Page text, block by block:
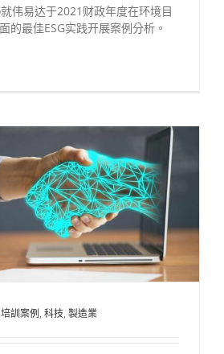
伟易达于2021财政年度在环境目
的最佳ESG实践开展案例分析。
訓案例, 科技, 製造業